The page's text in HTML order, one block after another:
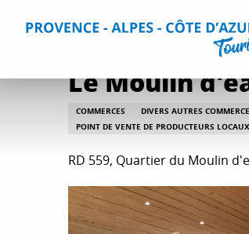
Accueil Séjourner Informations
Le Moulin
COMMERCES DIVERS AUTRES
POINT DE VENTE DE PRODUCTEURS LOCAUX
RD 559, Quartier du Moulin